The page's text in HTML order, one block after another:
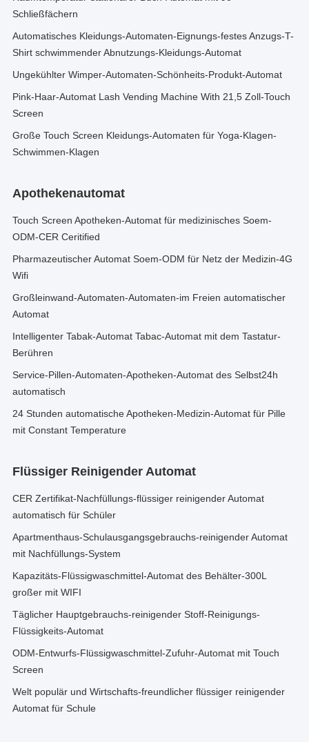
Schließfächern
Automatisches Kleidungs-Automaten-Eignungs-festes Anzugs-T-
Shirt schwimmender Abnutzungs-Kleidungs-Automat
Ungekühlter Wimper-Automaten-Schönheits-Produkt-Automat
Pink-Haar-Automat Lash Vending Machine With 21,5 Zoll-Touch
Screen
Große Touch Screen Kleidungs-Automaten für Yoga-Klagen-
Schwimmen-Klagen
Apothekenautomat
Touch Screen Apotheken-Automat für medizinisches Soem-
ODM-CER Ceritified
Pharmazeutischer Automat Soem-ODM für Netz der Medizin-4G
Wifi
Großleinwand-Automaten-Automaten-im Freien automatischer
Automat
Intelligenter Tabak-Automat Tabac-Automat mit dem Tastatur-
Berühren
Service-Pillen-Automaten-Apotheken-Automat des Selbst24h
automatisch
24 Stunden automatische Apotheken-Medizin-Automat für Pille
mit Constant Temperature
Flüssiger Reinigender Automat
CER Zertifikat-Nachfüllungs-flüssiger reinigender Automat
automatisch für Schüler
Apartmenthaus-Schulausgangsgebrauchs-reinigender Automat
mit Nachfüllungs-System
Kapazitäts-Flüssigwaschmittel-Automat des Behälter-300L
großer mit WIFI
Täglicher Hauptgebrauchs-reinigender Stoff-Reinigungs-
Flüssigkeits-Automat
ODM-Entwurfs-Flüssigwaschmittel-Zufuhr-Automat mit Touch
Screen
Welt populär und Wirtschafts-freundlicher flüssiger reinigender
Automat für Schule